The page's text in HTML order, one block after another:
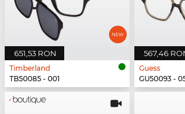
651,53 RON
Timberland
TB50085 - 001
567,46
Guess
GU50093 -